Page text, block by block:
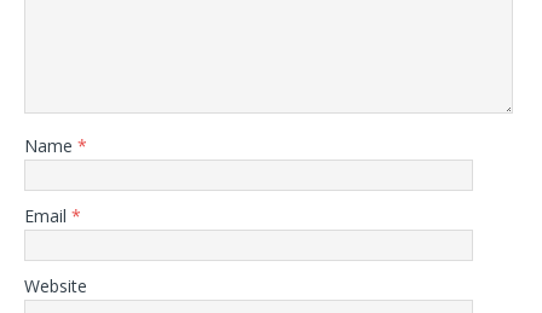
Name *
Email *
Website